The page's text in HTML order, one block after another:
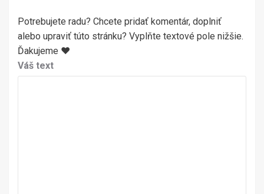
Potrebujete radu? Chcete pridať komentár, doplniť
alebo upraviť túto stránku? Vyplňte textové pole nižšie.
Ďakujeme ♥
Váš text